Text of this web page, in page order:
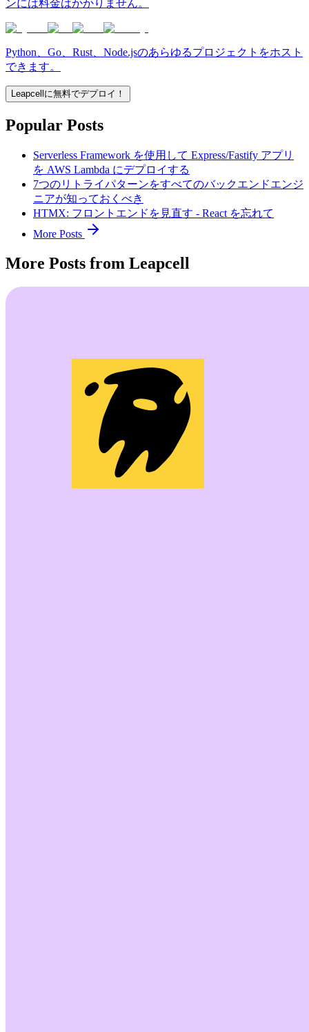
ンには料金はかかりません。
Python、Go、Rust、Node.jsのあらゆるプロジェクトをホスト
できます。
Leapcellに無料でデプロイ！
Popular Posts
Serverless Framework を使用して Express/Fastify アプリ
を AWS Lambda にデプロイする
7つのリトライパターンをすべてのバックエンドエンジ
ニアが知っておくべき
HTMX: フロントエンドを見直す - React を忘れて
More Posts
More Posts from Leapcell